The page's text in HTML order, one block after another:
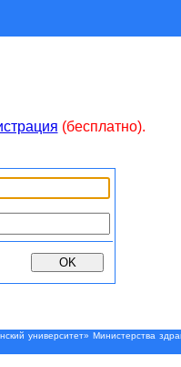
(бесплатно).
университет» Министерства